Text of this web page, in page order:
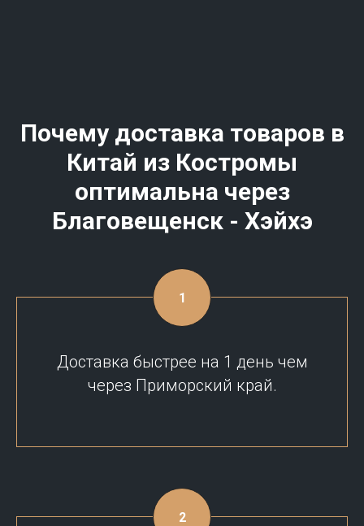
Почему доставка товаров в
Китай из Костромы
оптимальна через
Благовещенск - Хэйхэ
Доставка быстрее на 1 день чем
через Приморский край.